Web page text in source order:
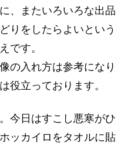
、またいろいろな出品
りをしたらよいという
です。
の入れ方は参考になり
役立っております。
今日はすこし悪寒がひ
ッカイロをタオルに貼